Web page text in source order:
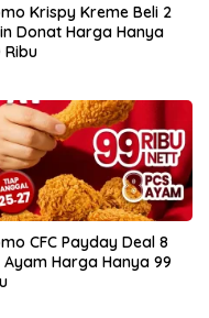
Krispy Kreme Beli 2
Donat Harga Hanya
Ribu
CFC Payday Deal 8
Ayam Harga Hanya 99